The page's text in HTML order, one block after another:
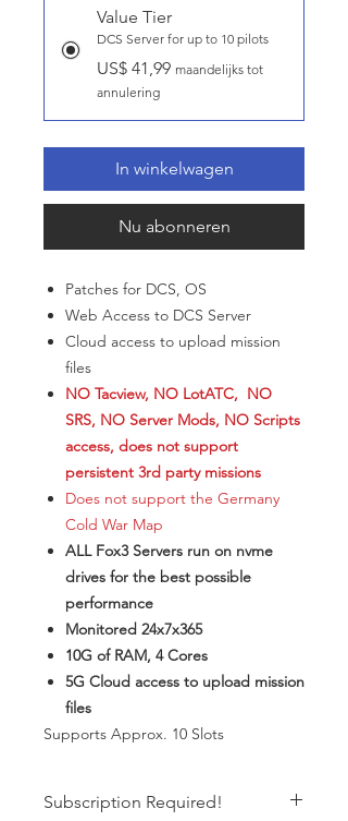
Value Tier
DCS Server for up to 10 pilots
US$ 41,99 maandelijks tot
annulering
In winkelwagen
Nu abonneren
Patches for DCS, OS
Web Access to DCS Server
Cloud access to upload mission
files
NO Tacview, NO LotATC, NO
SRS, NO Server Mods, NO Scripts
access, does not support
persistent 3rd party missions
Does not support the Germany
Cold War Map
ALL Fox3 Servers run on nvme
drives for the best possible
performance
Monitored 24x7x365
10G of RAM, 4 Cores
5G Cloud access to upload mission
files
​Supports Approx. 10 Slots
Subscription Required!